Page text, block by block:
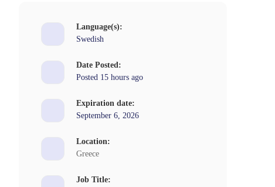
Language(s):
Swedish
Date Posted:
Posted 15 hours ago
Expiration date:
September 6, 2026
Location:
Greece
Job Title: